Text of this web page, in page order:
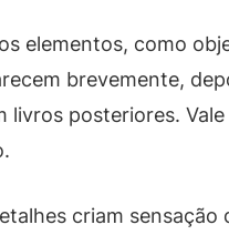
elementos, como
brevemente,
livros posteriores.
criam sensação